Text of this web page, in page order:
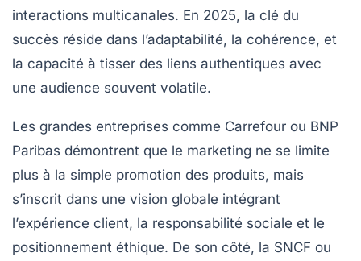
interactions multicanales. En 2025, la clé du
succès réside dans l’adaptabilité, la cohérence, et
la capacité à tisser des liens authentiques avec
une audience souvent volatile.
Les grandes entreprises comme Carrefour ou BNP
Paribas démontrent que le marketing ne se limite
plus à la simple promotion des produits, mais
s’inscrit dans une vision globale intégrant
l’expérience client, la responsabilité sociale et le
positionnement éthique. De son côté, la SNCF ou